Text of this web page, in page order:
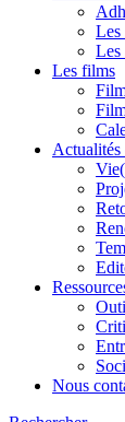
Les
Les
Les films
Actualités
Nous